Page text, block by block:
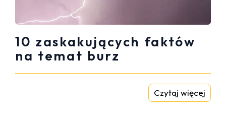
10 zaskakujących faktów
na temat burz
Czytaj więcej